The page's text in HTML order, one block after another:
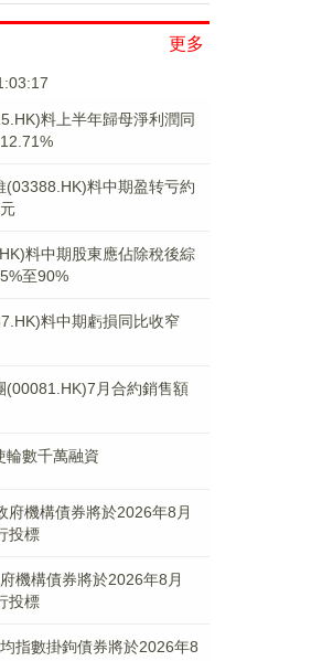
更多
料上半年歸母淨利潤同
(03388.HK)料中期盈转亏約
料中期股東應佔除稅後綜
至90%
料中期虧損同比收窄
(00081.HK)7月合約銷售額
輪數千萬融資
府機構債券將於2026年8月
投標
機構債券將於2026年8月
投標
指數掛鉤債券將於2026年8